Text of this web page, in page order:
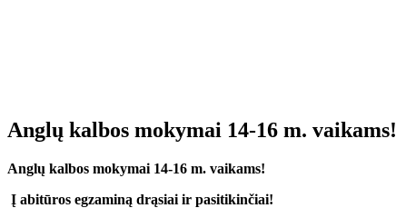
Anglų kalbos mokymai 14-16 m. vaikams!
Anglų kalbos mokymai 14-16 m. vaikams!
Į abitūros egzaminą drąsiai ir pasitikinčiai!